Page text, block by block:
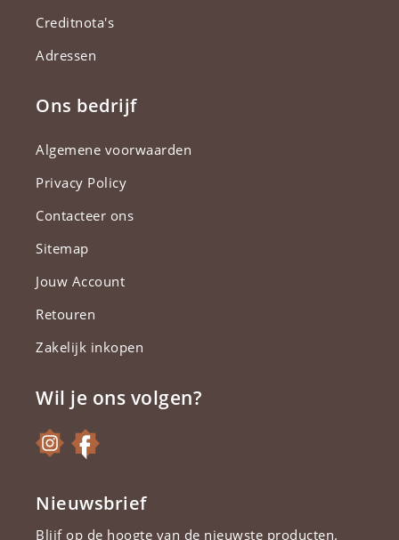
Creditnota's
Adressen
Ons bedrijf
Algemene voorwaarden
Privacy Policy
Contacteer ons
Sitemap
Jouw Account
Retouren
Zakelijk inkopen
Wil je ons volgen?
Nieuwsbrief
Blijf op de hoogte van de nieuwste producten.